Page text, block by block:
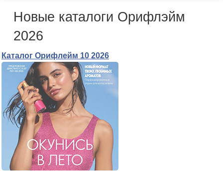
Новые каталоги Орифлэйм
2026
Каталог Орифлейм 10 2026